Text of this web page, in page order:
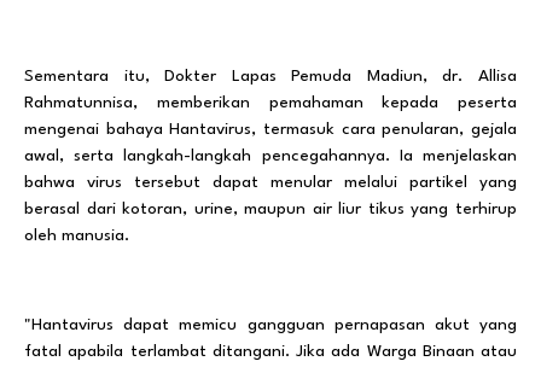
Sementara itu, Dokter Lapas Pemuda Madiun, dr. Allisa
Rahmatunnisa, memberikan pemahaman kepada peserta
mengenai bahaya Hantavirus, termasuk cara penularan, gejala
awal, serta langkah-langkah pencegahannya. Ia menjelaskan
bahwa virus tersebut dapat menular melalui partikel yang
berasal dari kotoran, urine, maupun air liur tikus yang terhirup
oleh manusia.
"Hantavirus dapat memicu gangguan pernapasan akut yang
fatal apabila terlambat ditangani. Jika ada Warga Binaan atau